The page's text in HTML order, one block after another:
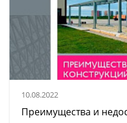
10.08.2022
Преимущества и